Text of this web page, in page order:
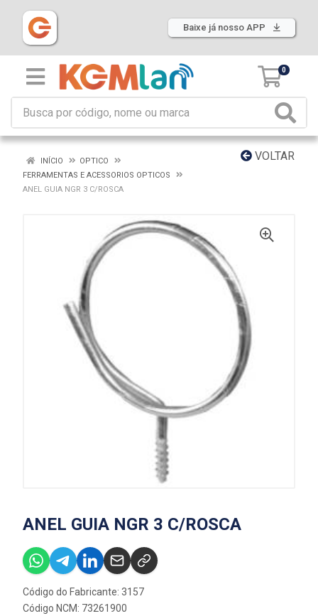
Baixe já nosso APP
0
VOLTAR
INÍCIO
OPTICO
FERRAMENTAS E ACESSORIOS OPTICOS
ANEL GUIA NGR 3 C/ROSCA
ANEL GUIA NGR 3 C/ROSCA
Código do Fabricante: 3157
Código NCM: 73261900